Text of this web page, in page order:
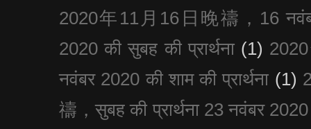
2020年11月16日晚禱，16
2020 की सुबह की प्रार्थना (1)
नवंबर 2020 की शाम की प्रार्थना (1)
禱，सुबह की प्रार्थना 23 नवंबर 2020